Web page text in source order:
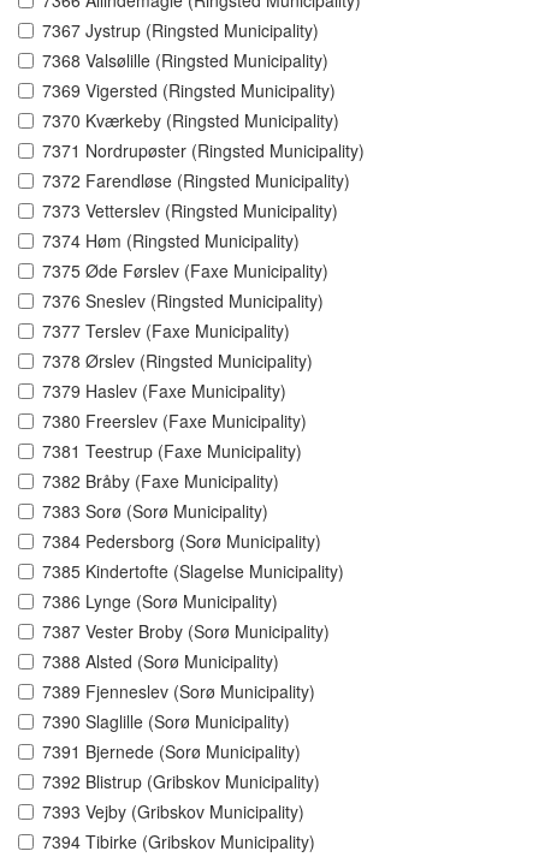
7367 Jystrup (Ringsted Municipality)
7368 Valsølille (Ringsted Municipality)
7369 Vigersted (Ringsted Municipality)
7370 Kværkeby (Ringsted Municipality)
7371 Nordrupøster (Ringsted Municipality)
7372 Farendløse (Ringsted Municipality)
7373 Vetterslev (Ringsted Municipality)
7374 Høm (Ringsted Municipality)
7375 Øde Førslev (Faxe Municipality)
7376 Sneslev (Ringsted Municipality)
7377 Terslev (Faxe Municipality)
7378 Ørslev (Ringsted Municipality)
7379 Haslev (Faxe Municipality)
7380 Freerslev (Faxe Municipality)
7381 Teestrup (Faxe Municipality)
7382 Bråby (Faxe Municipality)
7383 Sorø (Sorø Municipality)
7384 Pedersborg (Sorø Municipality)
7385 Kindertofte (Slagelse Municipality)
7386 Lynge (Sorø Municipality)
7387 Vester Broby (Sorø Municipality)
7388 Alsted (Sorø Municipality)
7389 Fjenneslev (Sorø Municipality)
7390 Slaglille (Sorø Municipality)
7391 Bjernede (Sorø Municipality)
7392 Blistrup (Gribskov Municipality)
7393 Vejby (Gribskov Municipality)
7394 Tibirke (Gribskov Municipality)